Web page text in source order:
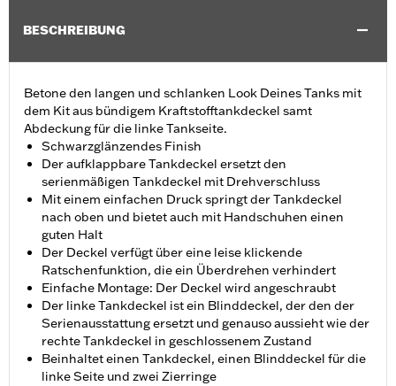
BESCHREIBUNG
Betone den langen und schlanken Look Deines Tanks mit
dem Kit aus bündigem Kraftstofftankdeckel samt
Abdeckung für die linke Tankseite.
Schwarzglänzendes Finish
Der aufklappbare Tankdeckel ersetzt den
serienmäßigen Tankdeckel mit Drehverschluss
Mit einem einfachen Druck springt der Tankdeckel
nach oben und bietet auch mit Handschuhen einen
guten Halt
Der Deckel verfügt über eine leise klickende
Ratschenfunktion, die ein Überdrehen verhindert
Einfache Montage: Der Deckel wird angeschraubt
Der linke Tankdeckel ist ein Blinddeckel, der den der
Serienausstattung ersetzt und genauso aussieht wie der
rechte Tankdeckel in geschlossenem Zustand
Beinhaltet einen Tankdeckel, einen Blinddeckel für die
linke Seite und zwei Zierringe